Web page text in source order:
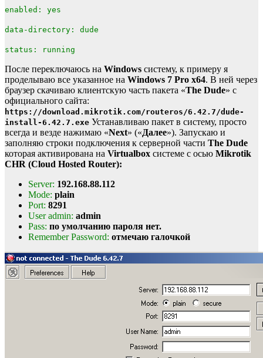
enabled: yes
data-directory: dude
status: running
После переключаюсь на Windows систему, к примеру я
проделываю все указанное на Windows 7 Pro x64. В ней через
браузер скачиваю клиентскую часть пакета «The Dude» с
официального сайта:
https://download.mikrotik.com/routeros/6.42.7/dude-
install-6.42.7.exe Устанавливаю пакет в систему, просто
всегда и везде нажимаю «Next» («Далее»). Запускаю и
заполняю строки подключения к серверной части The Dude
которая активирована на Virtualbox системе с осью Mikrotik
CHR (Cloud Hosted Router):
Server: 192.168.88.112
Mode: plain
Port: 8291
User admin: admin
Pass: по умолчанию пароля нет.
Remember Password: отмечаю галочкой